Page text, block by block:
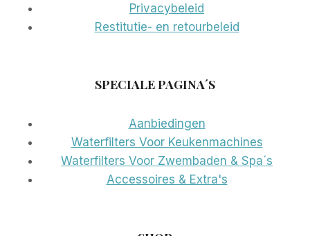
Privacybeleid
Restitutie- en retourbeleid
SPECIALE PAGINA´S
Aanbiedingen
Waterfilters Voor Keukenmachines
Waterfilters Voor Zwembaden & Spa´s
Accessoires & Extra's